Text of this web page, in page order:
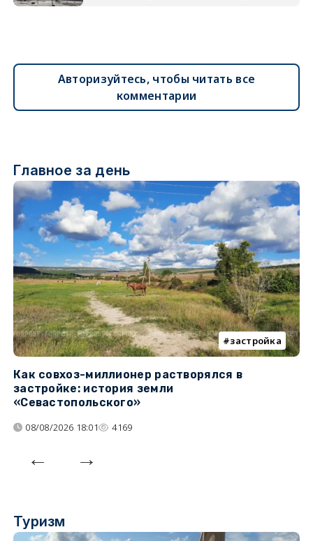
Авторизуйтесь, чтобы читать все
комментарии
Главное за день
застройка
Как совхоз-миллионер растворялся в
застройке: история земли
«Севастопольского»
08/08/2026 18:01 4169
Туризм